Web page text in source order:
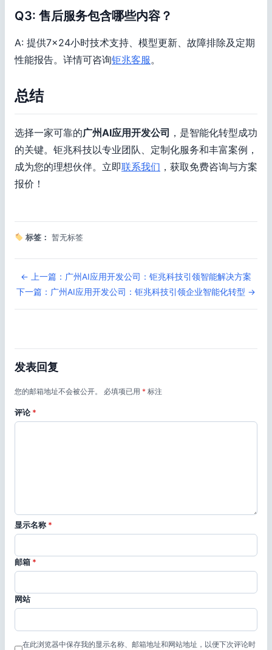
Q3: 售后服务包含哪些内容？
A: 提供7×24小时技术支持、模型更新、故障排除及定期
性能报告。详情可咨询钜兆客服。
总结
选择一家可靠的广州AI应用开发公司 ，是智能化转型成功
的关键。钜兆科技以专业团队、定制化服务和丰富案例，
成为您的理想伙伴。立即联系我们 ，获取免费咨询与方案
报价！
标签： 暂无标签
← 上一篇：广州AI应用开发公司：钜兆科技引领智能解决方案
下一篇：广州AI应用开发公司：钜兆科技引领企业智能化转型 →
发表回复
您的邮箱地址不会被公开。 必填项已用 * 标注
评论 *
显示名称 *
邮箱 *
网站
在此浏览器中保存我的显示名称、邮箱地址和网站地址，以便下次评论时